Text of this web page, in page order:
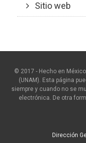
Sitio web
© 2017 - Hecho en
(UNAM). Esta página
siempre y cuando no se
electrónica. De otra
Dirección